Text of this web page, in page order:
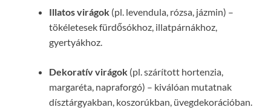
Illatos virágok (pl. levendula, rózsa, jázmin) –
tökéletesek fürdősókhoz, illatpárnákhoz,
gyertyákhoz.
Dekoratív virágok (pl. szárított hortenzia,
margaréta, napraforgó) – kiválóan mutatnak
dísztárgyakban, koszorúkban, üvegdekorációban.